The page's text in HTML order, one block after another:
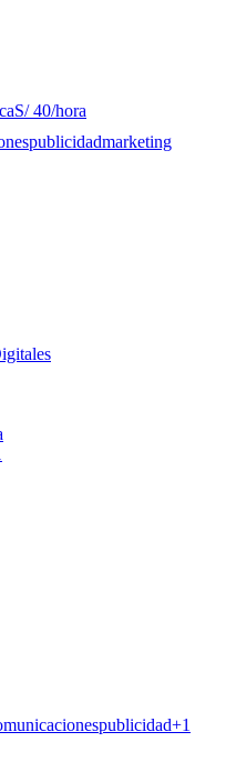
S/ 40/hora
publicidadmarketing
publicidad+1